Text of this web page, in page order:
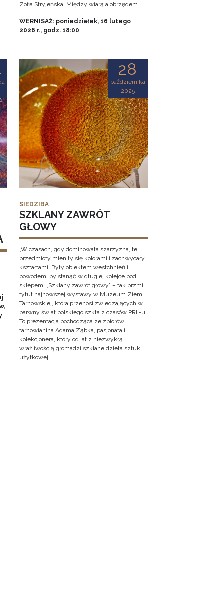
Zofia Stryjeńska. Między wiarą a obrzędem
WERNISAŻ: poniedziałek, 16 lutego
2026 r., godz. 18:00
28
października
2025
SIEDZIBA
SZKLANY ZAWRÓT
GŁOWY
„W czasach, gdy dominowała szarzyzna, te
przedmioty mieniły się kolorami i zachwycały
kształtami. Były obiektem westchnień i
powodem, by stanąć w długiej kolejce pod
sklepem. „Szklany zawrót głowy” – tak brzmi
tytuł najnowszej wystawy w Muzeum Ziemi
Tarnowskiej, która przenosi zwiedzających w
barwny świat polskiego szkła z czasów PRL-u.
To prezentacja pochodząca ze zbiorów
tarnowianina Adama Ząbka, pasjonata i
kolekcjonera, który od lat z niezwykłą
wrażliwością gromadzi szklane dzieła sztuki
użytkowej.